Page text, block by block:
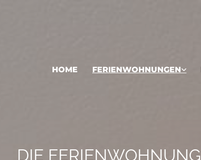
HOME FERIENWOHNUNGEN
DIE FERIENWOHNUNG